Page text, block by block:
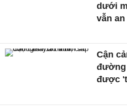
dưới
vẫn
Cận
đường
được